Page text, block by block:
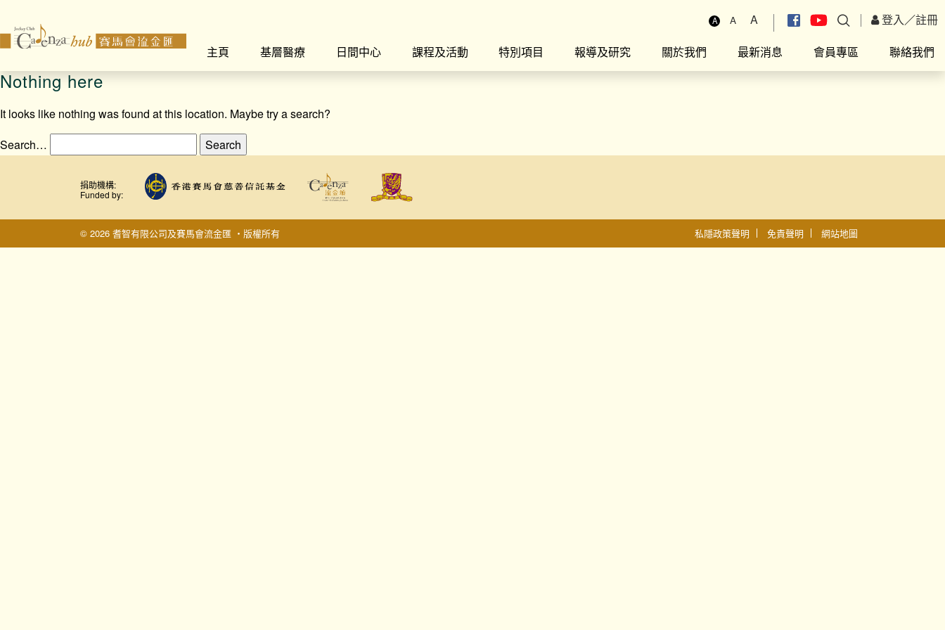
A A A 登入／註冊
主頁
基層醫療 日間中心 課程及活動 特別項目 報導及研究 關於我們 最新消息 會員專區 聯絡我們
Nothing here
It looks like nothing was found at this location. Maybe try a search?
Search…
捐助機構:
Funded by:
© 2026 耆智有限公司及賽馬會流金匯 ‧版權所有 私隱政策聲明 免責聲明 網站地圖